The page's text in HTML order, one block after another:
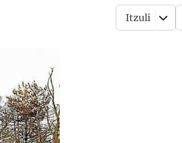
Itzuli